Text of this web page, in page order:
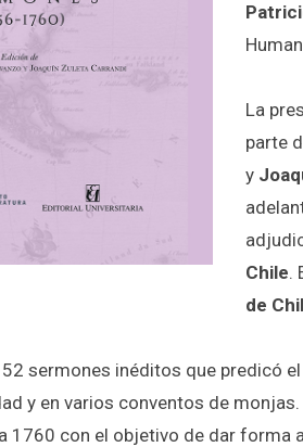
La
parte
y
Chile.
de
sermones inéditos que predicó
y en varios conventos de
1760 con el objetivo de dar forma